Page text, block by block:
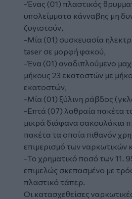
-Ένας (01) πλαστικός
υπολείμματα κάνναβης μη
ζυγιστούν,
-Μία (01) συσκευασία
taser σε μορφή φακού,
-Ένα (01) αναδιπλούμενο
μήκους 23 εκατοστών με
εκατοστών,
-Μία (01) ξύλινη ράβδος
-Επτά (07) λαθραία πακέτα
μικρά διάφανα σακουλάκια
πακέτα τα οποία πιθανόν
επιμερισμό των ναρκωτικών
-Το χρηματικό ποσό των 11.
επιμελώς σκεπασμένο με
πλαστικό τάπερ.
Οι κατασχεθείσες